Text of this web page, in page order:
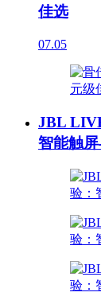
佳选
07.05
JBL
智能触